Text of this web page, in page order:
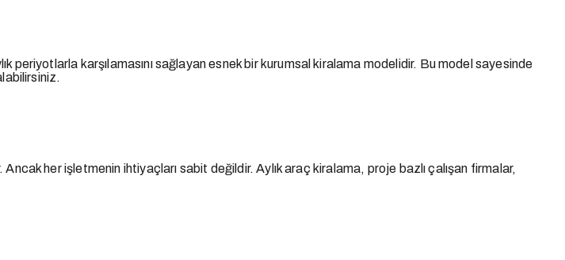
periyotlarla karşılamasını sağlayan esnek bir kurumsal kiralama modelidir. Bu model sayesinde
her işletmenin ihtiyaçları sabit değildir. Aylık araç kiralama, proje bazlı çalışan firmalar,